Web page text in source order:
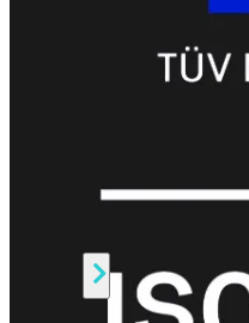
FortiCare
Bundels